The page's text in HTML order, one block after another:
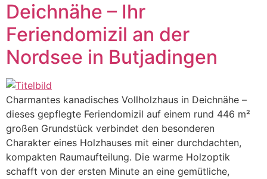
Deichnähe – Ihr
Feriendomizil an der
Nordsee in Butjadingen
Charmantes kanadisches Vollholzhaus in Deichnähe –
dieses gepflegte Feriendomizil auf einem rund 446 m²
großen Grundstück verbindet den besonderen
Charakter eines Holzhauses mit einer durchdachten,
kompakten Raumaufteilung. Die warme Holzoptik
schafft von der ersten Minute an eine gemütliche,